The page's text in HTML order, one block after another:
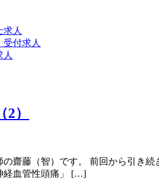
人
付求人
）
の齋藤（智）です。 前回から引き
経血管性頭痛」 […]